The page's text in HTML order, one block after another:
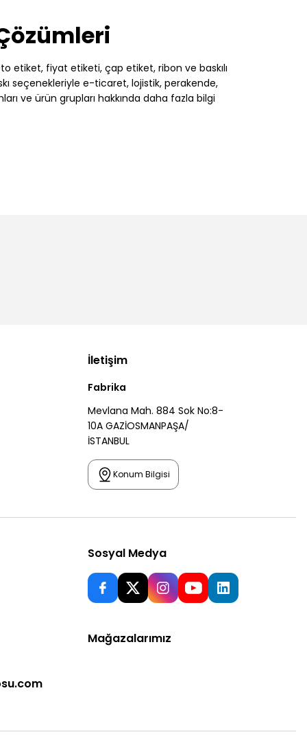
etiket, fiyat etiketi, çap etiket, ribon ve baskılı
seçenekleriyle e-ticaret, lojistik, perakende,
ve ürün grupları hakkında daha fazla bilgi
İletişim
Fabrika
Mevlana Mah. 884 Sok No:8-
10A GAZİOSMANPAŞA/
İSTANBUL
Konum Bilgisi
Sosyal Medya
Mağazalarımız